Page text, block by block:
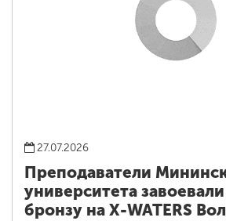
27.07.2026
Преподаватели
университета
бронзу на X-WATERS